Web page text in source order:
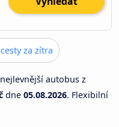
za zítra
autobus z
dne 05.08.2026. Flexibilní